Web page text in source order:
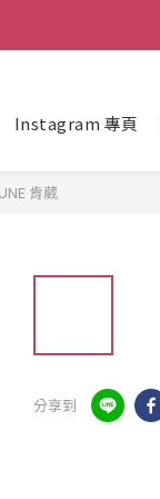
Instagram 專頁
肯葳
分享到